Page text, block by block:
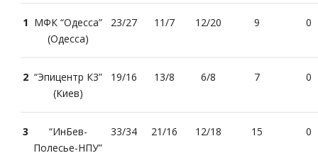
1 МФК “Одесса”
(Одесса)
23/27 11/7 12/20 9 0
2 “Эпицентр К3”
(Киев)
19/16 13/8 6/8 7 0
3
“ИнБев-
Полесье-НПУ”
33/34 21/16 12/18 15 0